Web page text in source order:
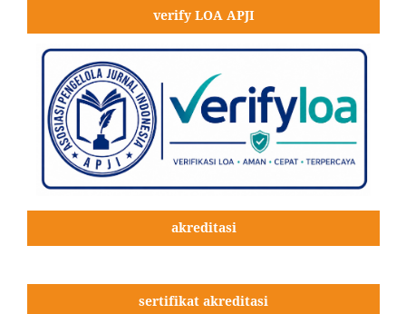
verify LOA APJI
akreditasi
sertifikat akreditasi